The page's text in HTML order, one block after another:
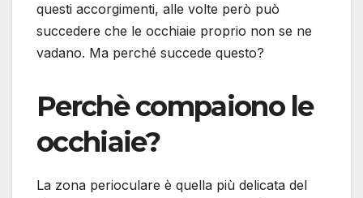
questi accorgimenti, alle volte però può
succedere che le occhiaie proprio non se ne
vadano. Ma perché succede questo?
Perchè compaiono le
occhiaie?
La zona perioculare è quella più delicata del